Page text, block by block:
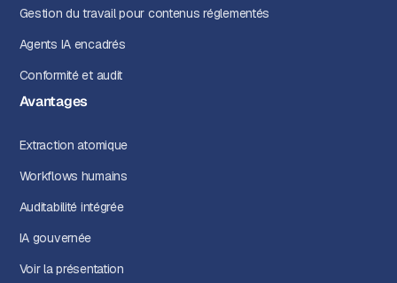
Gestion du travail pour contenus réglementés
Agents IA encadrés
Conformité et audit
Avantages
Extraction atomique
Workflows humains
Auditabilité intégrée
IA gouvernée
Voir la présentation